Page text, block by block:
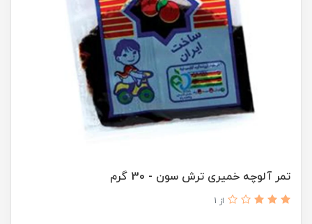
تمر آلوچه خمیری ترش سون - 30 گرم
از 1